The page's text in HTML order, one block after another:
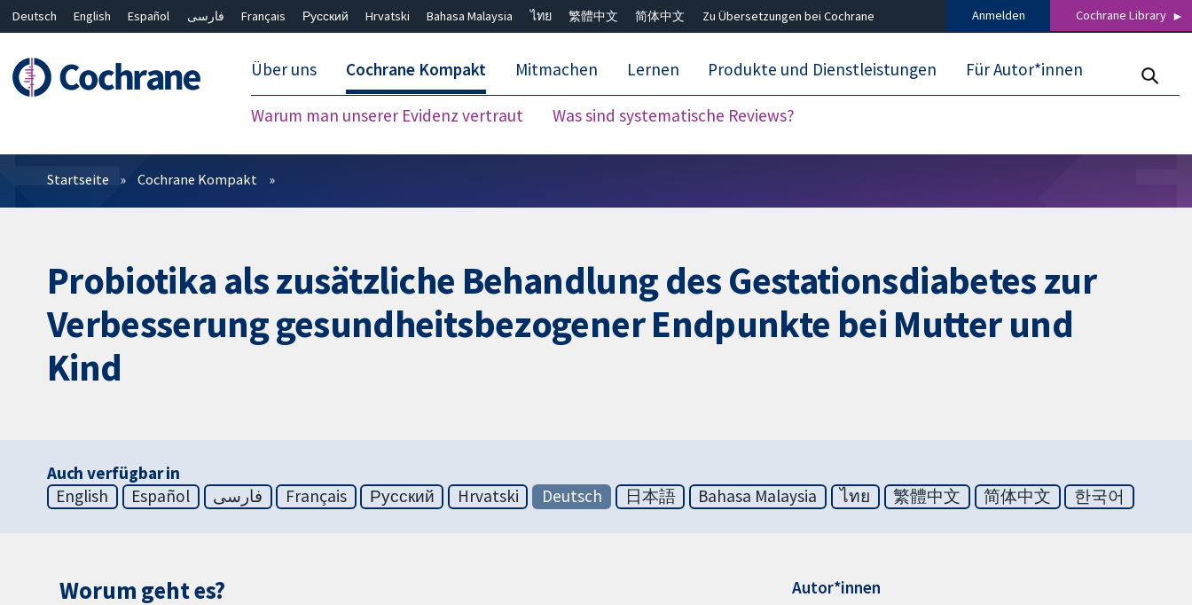
Deutsch English Español فارسی Français Русский Hrvatski Bahasa Malaysia ไทย 繁體中文 简体中文 Zu Übersetzungen bei Cochrane Anmelden Cochrane Library
Über uns Cochrane Kompakt
Warum man unserer Evidenz vertraut Was sind systematische Reviews?
Mitmachen Lernen Produkte und Dienstleistungen Für Autor*innen
Filter
Startseite Cochrane Kompakt
Probiotika als zusätzliche Behandlung des Gestationsdiabetes zur
Verbesserung gesundheitsbezogener Endpunkte bei Mutter und
Kind
Auch verfügbar in
English
Español فارسی Français Русский Hrvatski Deutsch 日本語 Bahasa Malaysia ไทย 繁體中文 简体中文 한국어
Worum geht es?
Autor*innen